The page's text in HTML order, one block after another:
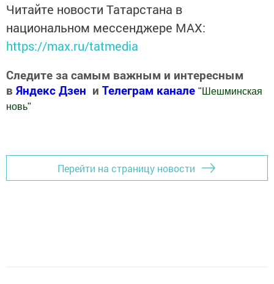
Читайте новости Татарстана в
национальном мессенджере MАХ:
https://max.ru/tatmedia
Следите за самым важным и интересным
в Яндекс Дзен и Телеграм канале " Шешминская
новь"
Перейти на страницу новости